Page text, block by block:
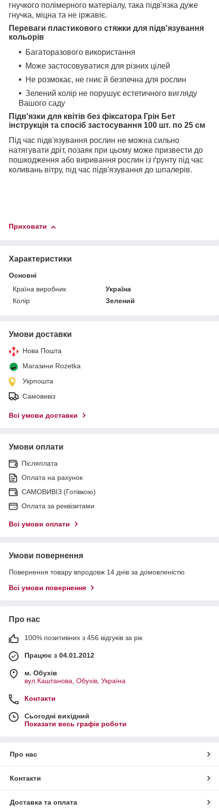
гнучкого полімерного матеріалу, така підв'язка дуже
гнучка, міцна та не іржавіє.
Переваги пластикового стяжки для підв'язування
кольорів
Багаторазового використання
Може застосовуватися для різних цілей
Не розмокає, не гниє й безпечна для рослин
Зелений колір не порушує естетичного вигляду
Вашого саду
Підв'язки для квітів без фіксатора Грін Бет
інструкція та спосіб застосування 100 шт. по 25 см
Під час підв'язування рослин не можна сильно
натягувати дріт, позаяк при цьому може призвести до
пошкодження або виривання рослин із ґрунту під час
коливань вітру, під час підв'язування до шпалерів.
Приховати
Характеристики
Основні
Країна виробник
Україна
Колір
Зелений
Умови доставки
Нова Пошта
Магазини Rozetka
Укрпошта
Самовивіз
Всі умови доставки
Умови оплати
Післяплата
Оплата на рахунок
САМОВИВІЗ (Готівкою)
Оплата за реквізитами
Всі умови оплати
Умови повернення
Повернення товару впродовж 14 днів за домовленістю
Всі умови повернення
Про нас
100% позитивних з 456 відгуків за рік
Працює з 04.01.2012
м. Обухів
вул.Каштанова, Обухів, Україна
Контакти
Сьогодні вихідний
Показати весь графік роботи
Про нас
Контакти
Доставка та оплата